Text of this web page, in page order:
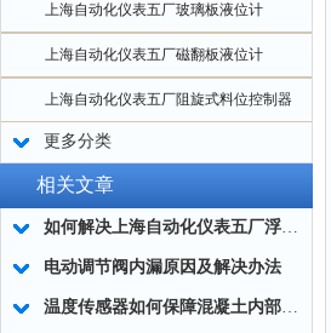
上海自动化仪表五厂玻璃板液位计
上海自动化仪表五厂磁翻板液位计
上海自动化仪表五厂阻旋式料位控制器
更多分类
相关文章
如何解决上海自动化仪表五厂浮球液位计指示异常问题？
电动调节阀内漏原因及解决办法
温度传感器如何保障混凝土内部结构温控